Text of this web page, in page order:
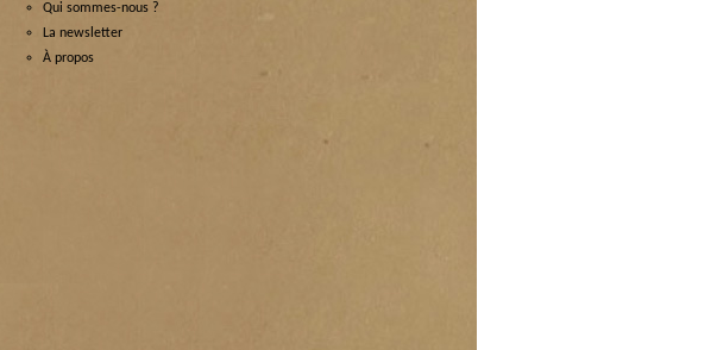
Qui sommes-nous ?
La newsletter
À propos